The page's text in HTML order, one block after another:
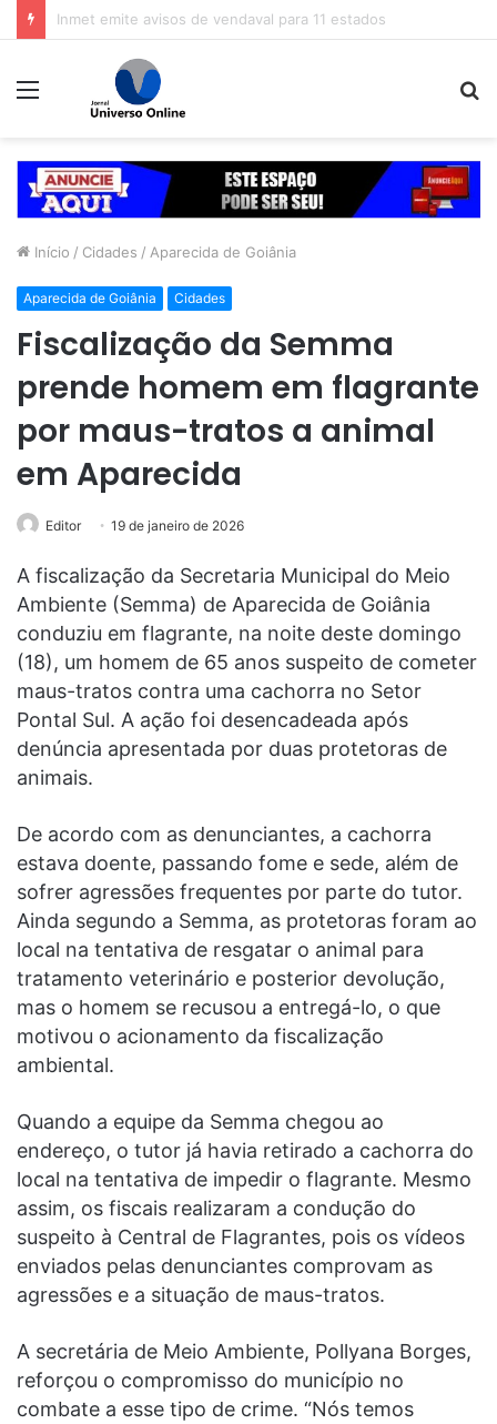
Menu
Início / Cidades / Aparecida de Goiânia
Aparecida de Goiânia Cidades
Fiscalização da Semma
prende homem em flagrante
por maus-tratos a animal
em Aparecida
Editor 19 de janeiro de 2026
A fiscalização da Secretaria Municipal do Meio
Ambiente (Semma) de Aparecida de Goiânia
conduziu em flagrante, na noite deste domingo
(18), um homem de 65 anos suspeito de cometer
maus-tratos contra uma cachorra no Setor
Pontal Sul. A ação foi desencadeada após
denúncia apresentada por duas protetoras de
animais.
De acordo com as denunciantes, a cachorra
estava doente, passando fome e sede, além de
sofrer agressões frequentes por parte do tutor.
Ainda segundo a Semma, as protetoras foram ao
local na tentativa de resgatar o animal para
tratamento veterinário e posterior devolução,
mas o homem se recusou a entregá-lo, o que
motivou o acionamento da fiscalização
ambiental.
Quando a equipe da Semma chegou ao
endereço, o tutor já havia retirado a cachorra do
local na tentativa de impedir o flagrante. Mesmo
assim, os fiscais realizaram a condução do
suspeito à Central de Flagrantes, pois os vídeos
enviados pelas denunciantes comprovam as
agressões e a situação de maus-tratos.
A secretária de Meio Ambiente, Pollyana Borges,
reforçou o compromisso do município no
combate a esse tipo de crime. “Nós temos